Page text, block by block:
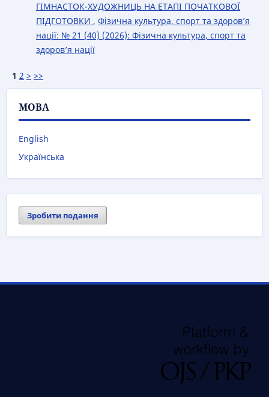
ГІМНАСТОК-ХУДОЖНИЦЬ НА ЕТАПІ ПОЧАТКОВОЇ
ПІДГОТОВКИ , Фізична культура, спорт та здоров’я
нації: № 21 (40) (2026): Фізична культура, спорт та
здоров’я нації
1 2 > >>
МОВА
English
Українська
Зробити подання